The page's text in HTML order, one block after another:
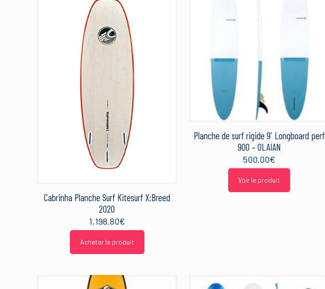
Cabrinha Planche Surf Kitesurf X:Breed
2020
1,198.80€
Acheter le produit
Planche de surf rigide 9′ Longboard perf
900 – OLAIAN
500.00€
Voir le produit